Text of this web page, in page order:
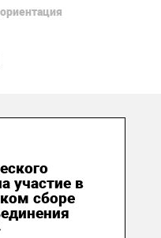
участие в
сборе